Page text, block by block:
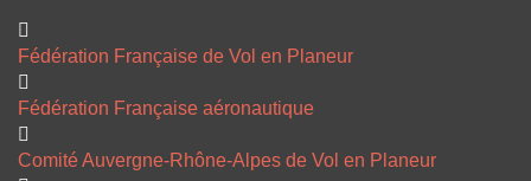
Fédération Française de Vol en Planeur
Fédération Française aéronautique
Comité Auvergne-Rhône-Alpes de Vol en Planeur